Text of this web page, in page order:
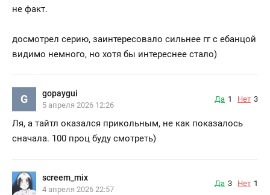
не факт.
досмотрел серию, заинтересовало сильнее гг с ебанцой
видимо немного, но хотя бы интереснее стало)
G gopaygui
5 апреля 2026 12:26
Да 1 Нет 3
Ля, а тайтл оказался прикольным, не как показалось
сначала. 100 проц буду смотреть)
screem_mix
4 апреля 2026 22:57
Да 3 Нет 1